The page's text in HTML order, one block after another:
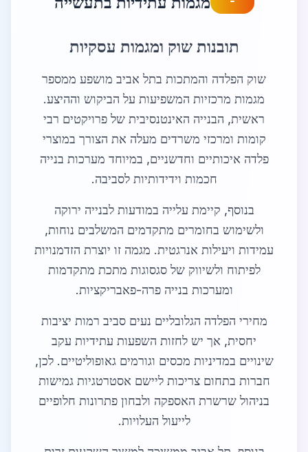
תובנות שוק ומגמות עסקיות
שוק הפלדה והמתכות בתל אביב מושפע ממספר
מגמות מרכזיות המשפיעות על הביקוש וההיצע.
ראשית, הבנייה האינטנסיבית של פרויקטים רבי
קומות ומרכזי משרדים מעלה את הצורך במוצרי
פלדה איכותיים וחדשניים, במיוחד מערכות בנייה
חכמות וידידותיות לסביבה.
בנוסף, קיימת עלייה במודעות לבנייה ירוקה
ולשימוש בחומרים מתקדמים המשלבים נוחות,
עמידות ויעילות אנרגטית. מגמה זו יוצרת הזדמנויות
לפיתוח ולשיווק של סגסוגות מתכת מתקדמות
ומערכות בנייה פרה-פאבריקציות.
מחירי הפלדה הגלובליים נעים סביב רמות יציבות
יחסית, אך יש לחזות השפעות עתידיות עקב
שינויים במדיניות מכסים וגורמים גאופוליטיים. לכן,
חברות בתחום צריכות ליישם אסטרטגיות גמישות
בניהול שרשרת האספקה ולבחון פתרונות חלופיים
לייעול העלויות.